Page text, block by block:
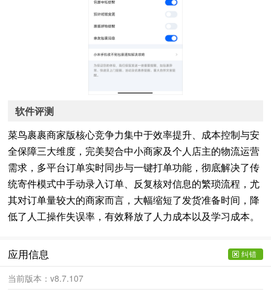
软件评测
菜鸟裹裹商家版核心竞争力集中于效率提升、成本控制与安
全保障三大维度，完美契合中小商家及个人店主的物流运营
需求，多平台订单实时同步与一键打单功能，彻底解决了传
统寄件模式中手动录入订单、反复核对信息的繁琐流程，尤
其对订单量较大的商家而言，大幅缩短了发货准备时间，降
低了人工操作失误率，有效释放了人力成本以及学习成本。
应用信息
当前版本：v8.7.107
纠错